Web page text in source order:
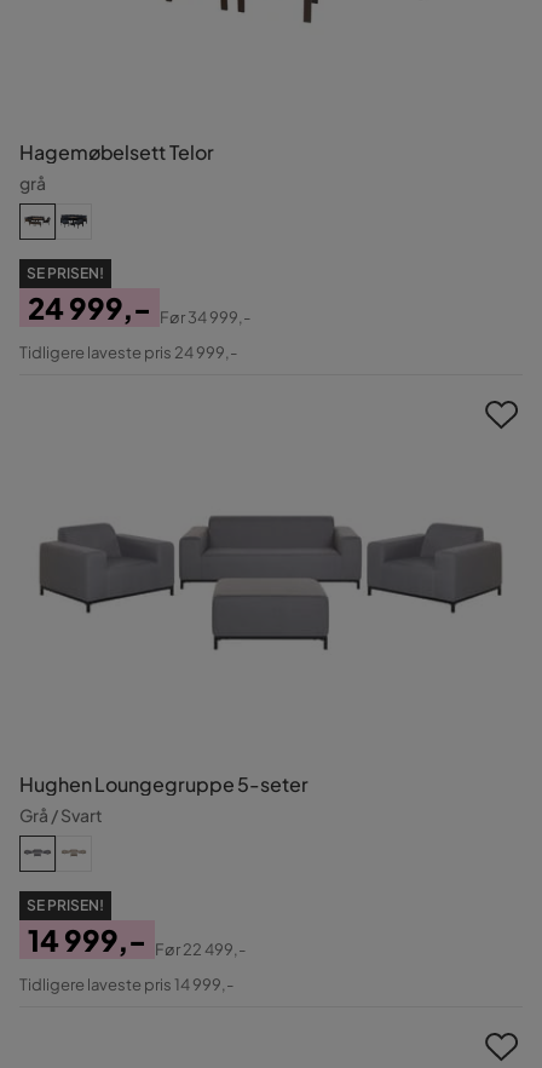
Hagemøbelsett Telor
grå
SE PRISEN!
Pris
24 999,-
Original
Før34 999,-
Tidligere laveste pris 24 999,-
Hughen Loungegruppe 5-seter
Grå / Svart
SE PRISEN!
Pris
14 999,-
Original
Før22 499,-
Tidligere laveste pris 14 999,-